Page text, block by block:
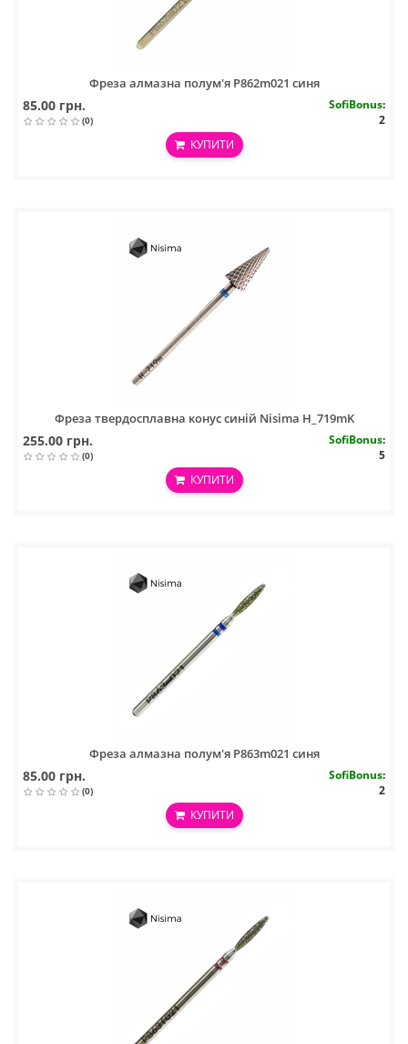
Фреза алмазна полум'я P862m021 синя
85.00 грн.
(0)
SofiBonus:
2
КУПИТИ
Фреза твердосплавна конус синій Nisima H_719mK
255.00 грн.
(0)
SofiBonus:
5
КУПИТИ
Фреза алмазна полум'я P863m021 синя
85.00 грн.
(0)
SofiBonus:
2
КУПИТИ